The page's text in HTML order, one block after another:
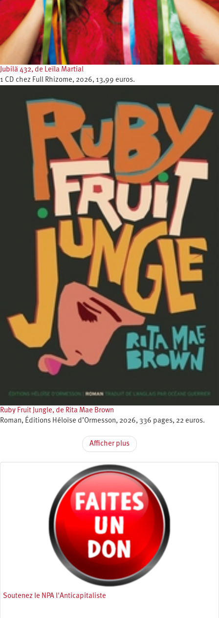
Jubilä 432, de Leïla Martial
1 CD chez Full Rhizome, 2026, 13,99 euros.
Ruby Fruit Jungle, de Rita Mae Brown
Roman, Éditions Héloïse d’Ormesson, 2026, 336 pages, 22 euros.
Afficher plus
Soutenez le NPA l'Anticapitaliste